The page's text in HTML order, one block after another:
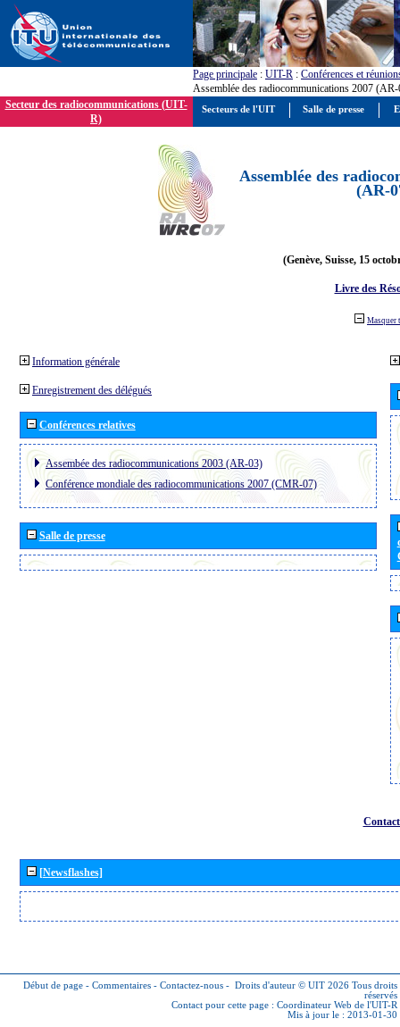
Page principale : UIT-R : Conférences et
Assemblée des radiocommunications 2007
Secteur des radiocommunications (UIT-
R)
Assemblée des
(AR-
(Genève, Suisse, 15
Livre des
Masquer
Information générale
Enregistrement des délégués
Conférences relatives
Assembée des radiocommunications 2003 (AR-03)
Conférence mondiale des radiocommunications 2007 (CMR-07)
Salle de presse
[Newsflashes]
Début de page - Commentaires - Contactez-nous - Droits d'auteur © UIT 2026 Tous droits
réservés
Contact pour cette page : Coordinateur Web de l'UIT-R
Mis à jour le : 2013-01-30
Secteurs de l'UIT Salle de presse